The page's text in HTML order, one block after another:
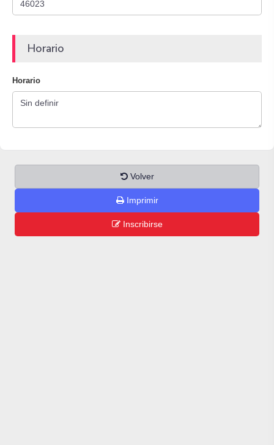
Horario
Horario
Volver
Imprimir
Inscribirse